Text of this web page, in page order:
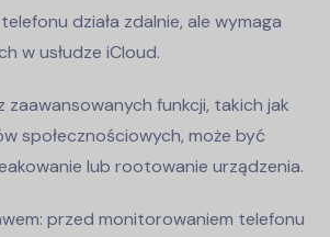
działa zdalnie, ale wymaga
w usłudze iCloud.
funkcji, takich jak
społecznościowych, może być
lub rootowanie urządzenia.
przed monitorowaniem telefonu